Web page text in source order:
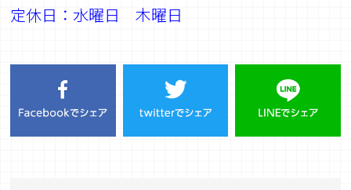
定休日：水曜日 木曜日